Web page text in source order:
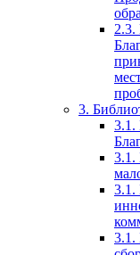
2.3.
3.
3.1.
3.1.
3.1.
3.1.